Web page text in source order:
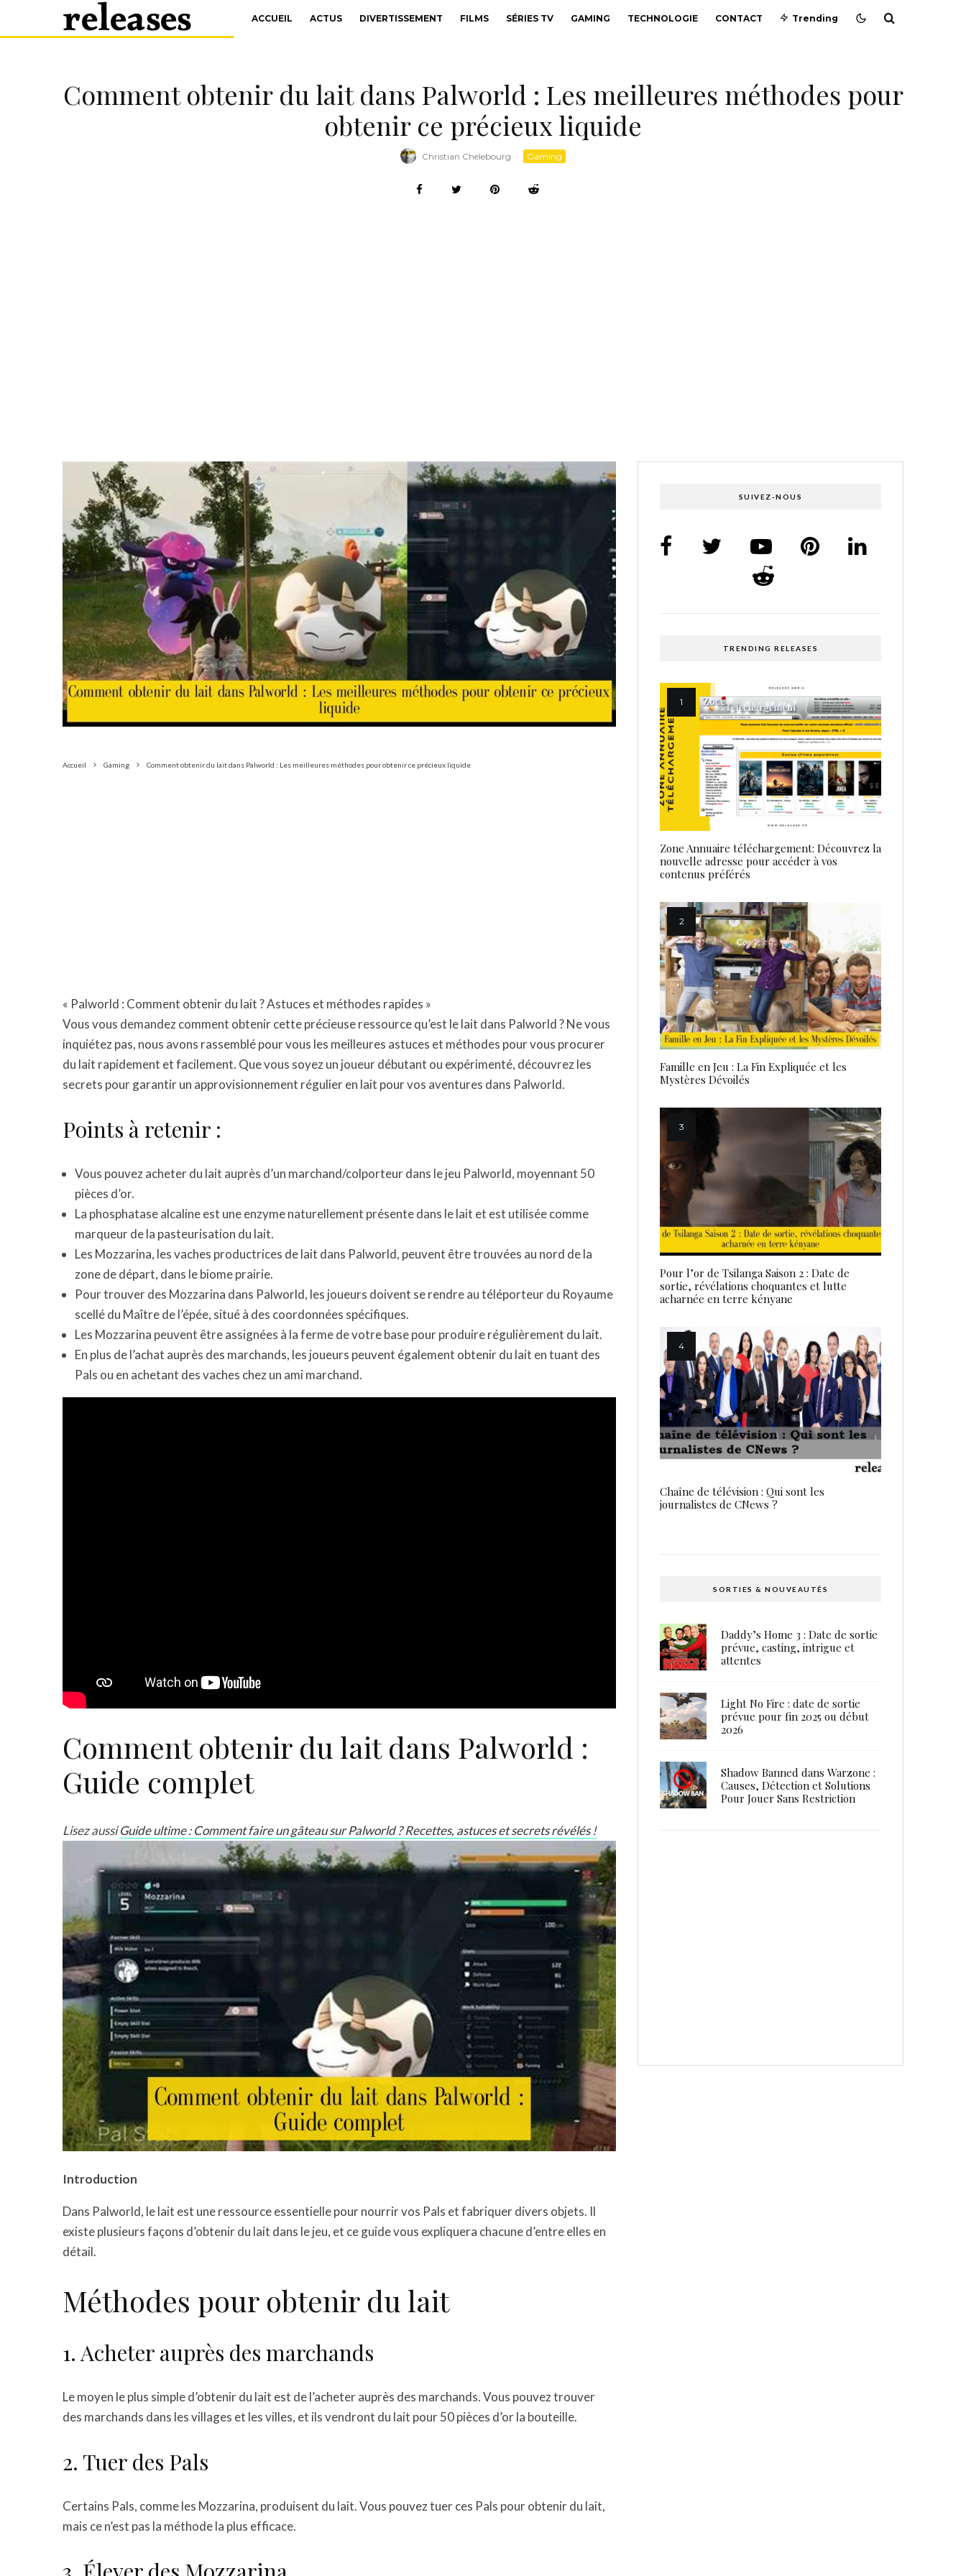
ACCUEIL ACTUS DIVERTISSEMENT FILMS SÉRIES TV GAMING TECHNOLOGIE CONTACT Trending
Comment obtenir du lait dans Palworld : Les meilleures méthodes pour
obtenir ce précieux liquide
Christian Chelebourg · Gaming
Accueil Gaming Comment obtenir du lait dans Palworld : Les meilleures méthodes pour obtenir ce précieux liquide
« Palworld : Comment obtenir du lait ? Astuces et méthodes rapides »
Vous vous demandez comment obtenir cette précieuse ressource qu’est le lait dans Palworld ? Ne vous
inquiétez pas, nous avons rassemblé pour vous les meilleures astuces et méthodes pour vous procurer
du lait rapidement et facilement. Que vous soyez un joueur débutant ou expérimenté, découvrez les
secrets pour garantir un approvisionnement régulier en lait pour vos aventures dans Palworld.
Points à retenir :
Vous pouvez acheter du lait auprès d’un marchand/colporteur dans le jeu Palworld, moyennant 50
pièces d’or.
La phosphatase alcaline est une enzyme naturellement présente dans le lait et est utilisée comme
marqueur de la pasteurisation du lait.
Les Mozzarina, les vaches productrices de lait dans Palworld, peuvent être trouvées au nord de la
zone de départ, dans le biome prairie.
Pour trouver des Mozzarina dans Palworld, les joueurs doivent se rendre au téléporteur du Royaume
scellé du Maître de l’épée, situé à des coordonnées spécifiques.
Les Mozzarina peuvent être assignées à la ferme de votre base pour produire régulièrement du lait.
En plus de l’achat auprès des marchands, les joueurs peuvent également obtenir du lait en tuant des
Pals ou en achetant des vaches chez un ami marchand.
Comment obtenir du lait dans Palworld :
Guide complet
Lisez aussiGuide ultime : Comment faire un gâteau sur Palworld ? Recettes, astuces et secrets révélés !
Introduction
Dans Palworld, le lait est une ressource essentielle pour nourrir vos Pals et fabriquer divers objets. Il
existe plusieurs façons d’obtenir du lait dans le jeu, et ce guide vous expliquera chacune d’entre elles en
détail.
Méthodes pour obtenir du lait
1. Acheter auprès des marchands
Le moyen le plus simple d’obtenir du lait est de l’acheter auprès des marchands. Vous pouvez trouver
des marchands dans les villages et les villes, et ils vendront du lait pour 50 pièces d’or la bouteille.
2. Tuer des Pals
Certains Pals, comme les Mozzarina, produisent du lait. Vous pouvez tuer ces Pals pour obtenir du lait,
mais ce n’est pas la méthode la plus efficace.
SUIVEZ-NOUS
TRENDING RELEASES
Zone Annuaire téléchargement: Découvrez la
nouvelle adresse pour accéder à vos
contenus préférés
Famille en Jeu : La Fin Expliquée et les
Mystères Dévoilés
Pour l’or de Tsilanga Saison 2 : Date de
sortie, révélations choquantes et lutte
acharnée en terre kényane
Chaîne de télévision : Qui sont les
journalistes de CNews ?
SORTIES & NOUVEAUTÉS
Daddy’s Home 3 : Date de sortie
prévue, casting, intrigue et
attentes
Light No Fire : date de sortie
prévue pour fin 2025 ou début
2026
Shadow Banned dans Warzone :
Causes, Détection et Solutions
Pour Jouer Sans Restriction